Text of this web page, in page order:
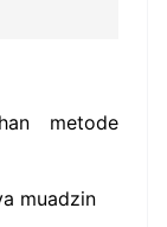
metode
muadzin